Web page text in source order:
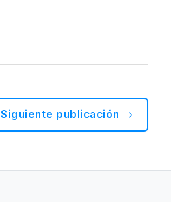
Siguiente publicación